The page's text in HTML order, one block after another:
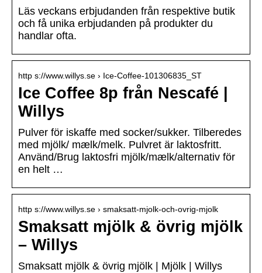
Läs veckans erbjudanden från respektive butik
och få unika erbjudanden på produkter du
handlar ofta.
http s://www.willys.se › Ice-Coffee-101306835_ST
Ice Coffee 8p från Nescafé |
Willys
Pulver för iskaffe med socker/sukker. Tilberedes
med mjölk/ mælk/melk. Pulvret är laktosfritt.
Använd/Brug laktosfri mjölk/mælk/alternativ för
en helt …
http s://www.willys.se › smaksatt-mjolk-och-ovrig-mjolk
Smaksatt mjölk & övrig mjölk
– Willys
Smaksatt mjölk & övrig mjölk | Mjölk | Willys